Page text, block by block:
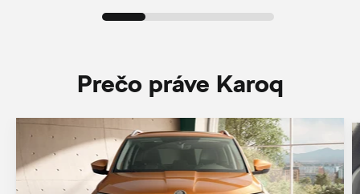
Prečo práve Karoq